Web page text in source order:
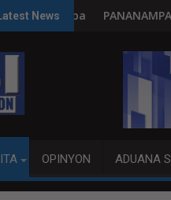
News
OPINYON ADUANA